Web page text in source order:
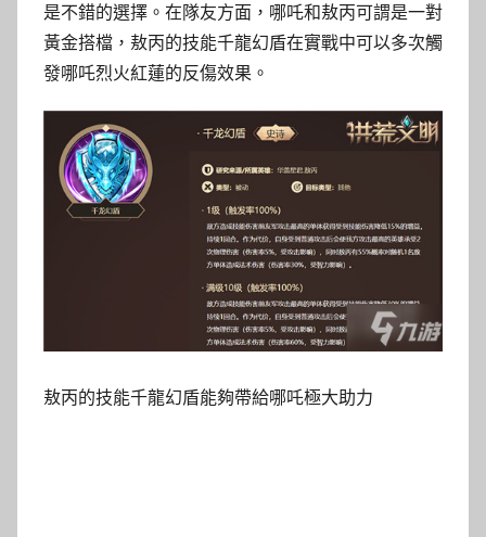
是不錯的選擇。在隊友方面，哪吒和敖丙可謂是一對
黃金搭檔，敖丙的技能千龍幻盾在實戰中可以多次觸
發哪吒烈火紅蓮的反傷效果。
敖丙的技能千龍幻盾能夠帶給哪吒極大助力